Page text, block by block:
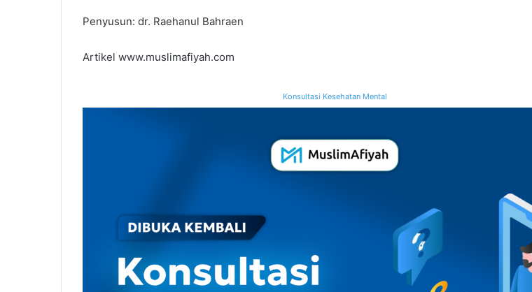
Penyusun: dr. Raehanul Bahraen
Artikel www.muslimafiyah.com
Konsultasi Kesehatan Mental